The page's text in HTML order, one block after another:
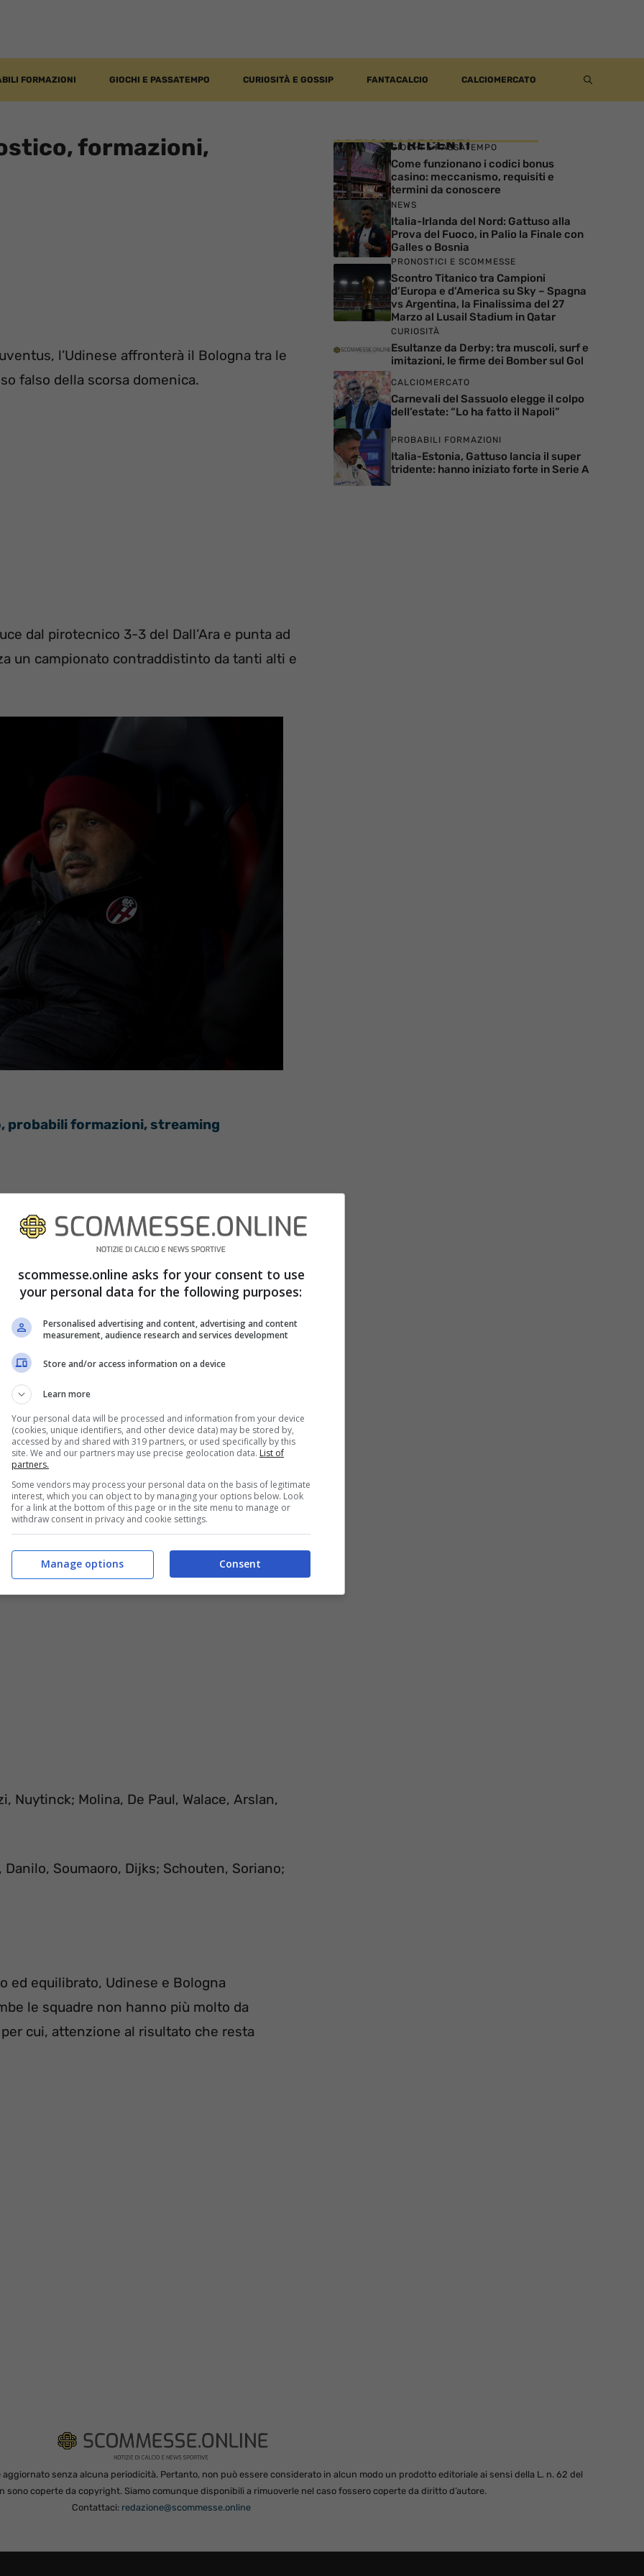
FORMAZIONI GIOCHI E PASSATEMPO CURIOSITÀ E GOSSIP FANTACALCIO CALCIOMERCATO
formazioni,
l’Udinese affronterà il Bologna tra le
falso della scorsa domenica.
dal pirotecnico 3-3 del Dall’Ara e punta ad
un campionato contraddistinto da tanti alti e
probabili formazioni, streaming
in diretta esclusiva dall’emittente satellitare
A e Sky Sport (canale 252 del satellite).
la gara con dispositivi come pc,
servizio
di Sky che permette la visione dei vari
si preannunciano buone: 18 gradi, cielo sereno,
Nuytinck; Molina, De Paul, Walace, Arslan,
Danilo, Soumaoro, Dijks; Schouten, Soriano;
ed equilibrato, Udinese e Bologna
le squadre non hanno più molto da
cui, attenzione al risultato che resta
ARTICOLI RECENTI
GIOCHI E PASSATEMPO
Come funzionano i codici bonus
casino: meccanismo, requisiti e
termini da conoscere
NEWS
Italia-Irlanda del Nord: Gattuso alla
Prova del Fuoco, in Palio la Finale con
Galles o Bosnia
PRONOSTICI E SCOMMESSE
Scontro Titanico tra Campioni
d’Europa e d’America su Sky – Spagna
vs Argentina, la Finalissima del 27
Marzo al Lusail Stadium in Qatar
CURIOSITÀ
Esultanze da Derby: tra muscoli, surf e
imitazioni, le firme dei Bomber sul Gol
CALCIOMERCATO
Carnevali del Sassuolo elegge il colpo
dell’estate: “Lo ha fatto il Napoli”
PROBABILI FORMAZIONI
Italia-Estonia, Gattuso lancia il super
tridente: hanno iniziato forte in Serie A
senza alcuna periodicità. Pertanto, non può essere considerato in alcun modo un prodotto editoriale ai sensi della L. n. 62 del
sono coperte da copyright. Siamo comunque disponibili a rimuoverle nel caso fossero coperte da diritto d’autore.
Contattaci: redazione@scommesse.online
scommesse.online asks for your consent to use
your personal data for the following purposes:
Personalised advertising and content, advertising and content
measurement, audience research and services development
Store and/or access information on a device
Learn more
Your personal data will be processed and information from your device
(cookies, unique identifiers, and other device data) may be stored by,
accessed by and shared with 319 partners, or used specifically by this
site. We and our partners may use precise geolocation data. List of
partners.
Some vendors may process your personal data on the basis of legitimate
interest, which you can object to by managing your options below. Look
for a link at the bottom of this page or in the site menu to manage or
withdraw consent in privacy and cookie settings.
Consent
Manage options